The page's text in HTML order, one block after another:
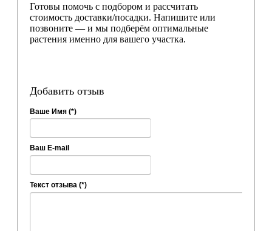
Готовы помочь с подбором и рассчитать
стоимость доставки/посадки. Напишите или
позвоните — и мы подберём оптимальные
растения именно для вашего участка.
Добавить отзыв
Ваше Имя (*)
Ваш E-mail
Текст отзыва (*)